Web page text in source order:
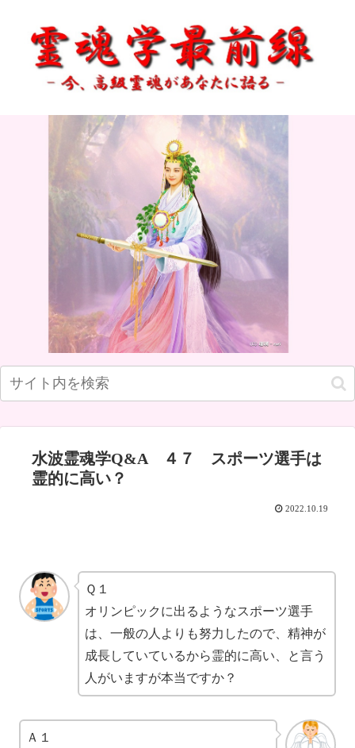
水波霊魂学Q&A ４７ スポーツ選手は
霊的に高い？
2022.10.19
Ｑ１
オリンピックに出るようなスポーツ選手
は、一般の人よりも努力したので、精神が
成長していているから霊的に高い、と言う
人がいますが本当ですか？
Ａ１